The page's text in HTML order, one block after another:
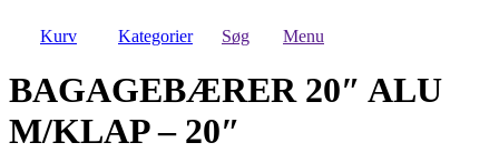
Kurv Kategorier Søg Menu
BAGAGEBÆRER 20″ ALU
M/KLAP – 20″